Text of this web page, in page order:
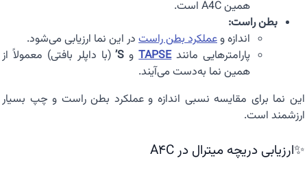
همین A4C است.
بطن راست:
اندازه وعملکرد بطن راست در این نما ارزیابی می‌شود.
پارامترهایی مانندTAPSEو S’(با داپلر بافتی) معمولاً از
همین نما به‌دست می‌آیند.
این نما برای مقایسه نسبی اندازه و عملکرد بطن راست و چپ بسیار
ارزشمند است.
✨ارزیابی دریچه میترال در A4C